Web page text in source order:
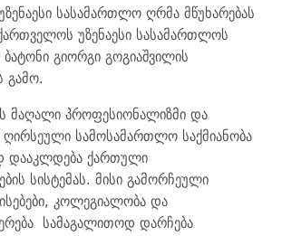
სასამართლო ღრმა მწუხარებას
უზენაესი სასამართლოს
გიორგი გოგიაშვილის
გამო.
მაღალი პროფესიონალიზმი და
სამოსამართლო საქმიანობა
დააკლდება ქართული
სისტემას. მისი გამორჩეული
კოლეგიალობა და
სამაგალითოდ დარჩება